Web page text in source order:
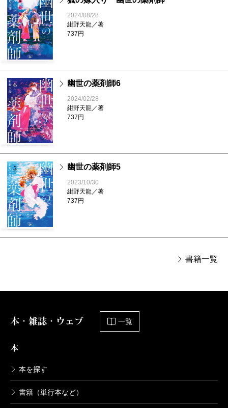
2024/08/28
紺野天龍／著
737円
幽世の薬剤師6
2024/02/28
紺野天龍／著
737円
幽世の薬剤師5
2023/10/30
紺野天龍／著
737円
書籍一覧
本・雑誌・ウェブ 一覧
本
本を探す
書籍（単行本など）